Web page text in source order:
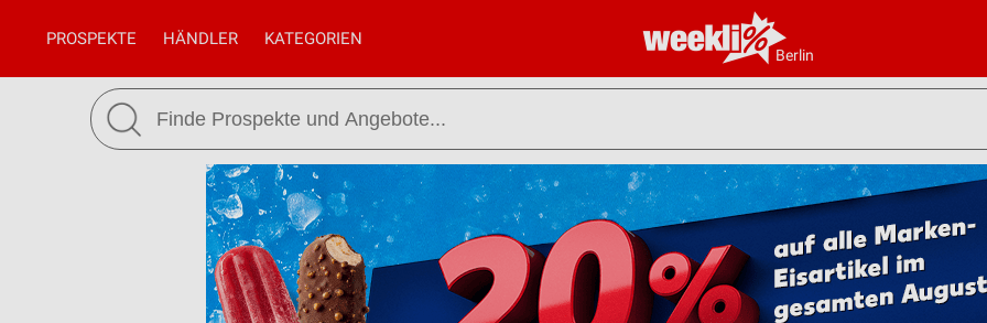
Berlin
PROSPEKTE HÄNDLER KATEGORIEN